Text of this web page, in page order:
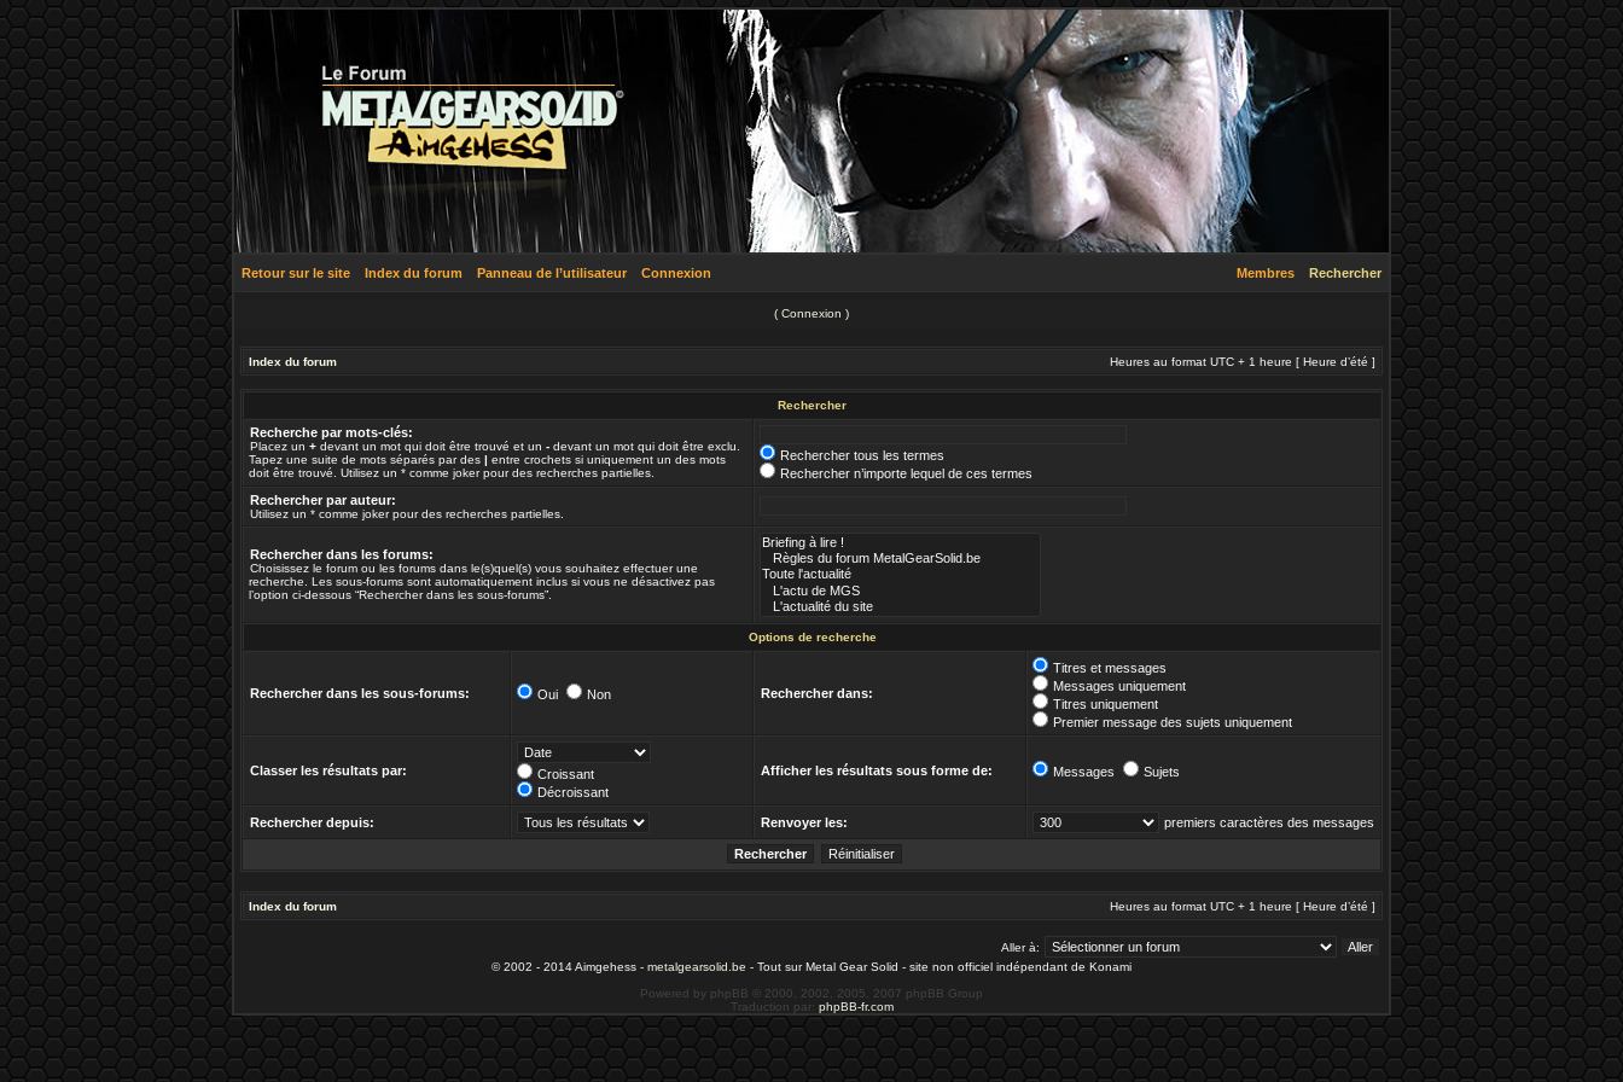
Retour sur le site Index du forum Panneau de l’utilisateur Connexion Rechercher
Membres
( Connexion )
Index du forum Heures au format UTC + 1 heure [ Heure d’été ]
Rechercher
Recherche par mots-clés:
Placez un + devant un mot qui doit être trouvé et un - devant un mot qui doit être exclu.
Tapez une suite de mots séparés par des | entre crochets si uniquement un des mots
doit être trouvé. Utilisez un * comme joker pour des recherches partielles.
Rechercher tous les termes
Rechercher n’importe lequel de ces termes
Rechercher par auteur:
Utilisez un * comme joker pour des recherches partielles.
Rechercher dans les forums:
Choisissez le forum ou les forums dans le(s)quel(s) vous souhaitez effectuer une
recherche. Les sous-forums sont automatiquement inclus si vous ne désactivez pas
l’option ci-dessous “Rechercher dans les sous-forums”.
Options de recherche
Rechercher dans les sous-forums: Oui Non Rechercher dans:
Titres et messages
Messages uniquement
Titres uniquement
Premier message des sujets uniquement
Classer les résultats par:
Croissant
Décroissant
Afficher les résultats sous forme de: Messages Sujets
Rechercher depuis: Renvoyer les: premiers caractères des messages
Index du forum Heures au format UTC + 1 heure [ Heure d’été ]
Aller à:
© 2002 - 2014 Aimgehess - metalgearsolid.be - Tout sur Metal Gear Solid - site non officiel indépendant de Konami
Powered by phpBB © 2000, 2002, 2005, 2007 phpBB Group
Traduction par: phpBB-fr.com